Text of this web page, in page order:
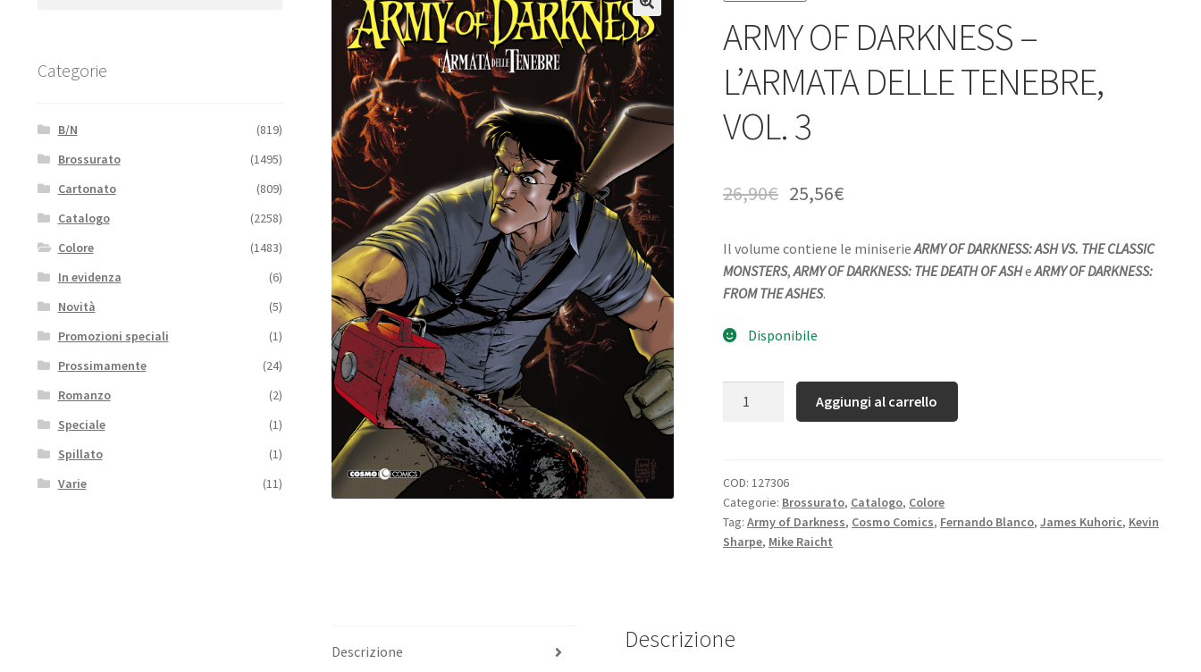
ARMY OF DARKNESS –
L’ARMATA DELLE TENEBRE,
VOL. 3
26,90€ 25,56€
Il volume contiene le miniserieARMY OF DARKNESS: ASH VS. THE CLASSIC
MONSTERS,ARMY OF DARKNESS: THE DEATH OF ASHeARMY OF DARKNESS:
FROM THE ASHES.
Disponibile
Aggiungi al carrello
COD: 127306
Categorie: Brossurato, Catalogo, Colore
Tag: Army of Darkness, Cosmo Comics, Fernando Blanco, James Kuhoric, Kevin
Sharpe, Mike Raicht
Descrizione Descrizione
Categorie
B/N
(819)
Brossurato
(1495)
Cartonato
(809)
Catalogo
(2258)
Colore
(1483)
In evidenza
(6)
Novità
(5)
Promozioni speciali
(1)
Prossimamente
(24)
Romanzo
(2)
Speciale
(1)
Spillato
(1)
Varie
(11)